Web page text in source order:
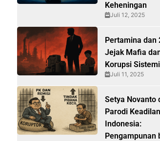
Keheningan
Juli 12, 2025
Pertamina dan
Jejak Mafia
Korupsi
Juli 11, 2025
Setya Novanto
Parodi Keadilan
Indonesia:
Pengampunan